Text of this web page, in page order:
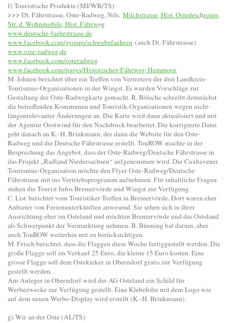
f) Touristische Produkte (MJ/WR/TS)
>>> Dt. Fährstrasse, Oste-Radweg, Nds. Milchstrasse, Hist. Ostedeichroute,
Str. d. Wohnmobile, Hist. Fährweg
www.deutsche-faehrstrasse.de
www.facebook.com/groups/schwebefaehren (auch Dt. Fährstrasse)
www.oste-radweg.de
www.facebook.com/osteradweg
www.facebook.com/pages/Historischer-Fährweg-Hemmoor
M. Johnen berichtet über ein Treffen von Vertretern der drei Landkreis-
Tourismus-Organisationen in der Wingst. Es wurden Vorschläge zur
Gestaltung der Oste-Radwegkarte gemacht. R. Bölsche schreibt demnächst
die betreffenden Kommunen und Touristik-Organisationen wegen nicht-
längenrelevanter Änderungen an. Die Karte wird dann aktualisiert und mit
der Agentur Oostwind für den Nachdruck bearbeitet. Die korrigierte Datei
geht danach an K.-H. Brinkmann, der dann die Website für den Oste-
Radweg und die Deutsche Fährstrasse erstellt. TouROW machte in der
Besprechung das Angebot, dass der Oste-Radweg/Deutsche Fährstrasse in
das Projekt „Radland Niedersachsen“ aufgenommen wird. Die Cuxhavener
Tourismus-Organisation möchte den Flyer Oste-Radweg/Deutsche
Fährstrasse mit ins Vertriebsprogramm aufnehmen. Für inhaltliche Fragen
stehen die Tourist Infos Bremervörde und Wingst zur Verfügung.
C. List berichtet vom Touristiker-Treffen in Bremervörde. Dort waren eher
Anbieter von Ferienunterkünften anwesend. Sie sehen sich in ihrer
Ausrichtung eher im Osteland und möchten Bremervörde und das Osteland
als Schwerpunkt der Vermarktung nehmen. B. Bünning bat darum, aber
auch TouROW weiterhin mit zu berücksichtigen.
M. Frisch berichtet, dass die Flaggen diese Woche fertiggestellt werden. Die
große Flagge soll im Verkauf 25 Euro, die kleine 15 Euro kosten. Eine
grosse Flagge soll dem Ostekieker in Oberndorf gratis zur Verfügung
gestellt werden.
Am Anleger in Oberndorf wird der AG Osteland ein Schild für
Werbezwecke zur Verfügung gestellt. Eine Klebefolie mit dem Logo wie
auf dem neuen Werbe-Display wird erstellt (K.-H. Brinkmann).
g) Wir an der Oste (AL/TS)